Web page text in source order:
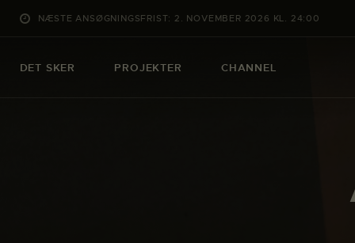
NÆSTE ANSØGNINGSFRIST: 2. NOVEMBER 2026 KL. 24:00
DET SKER PROJEKTER CHANNEL